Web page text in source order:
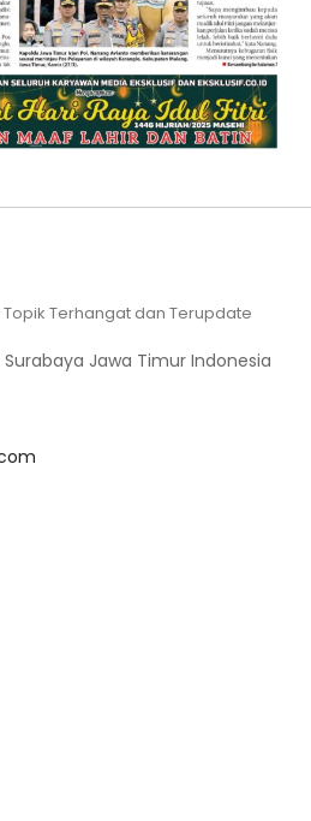
Terhangat dan Terupdate
Surabaya Jawa Timur Indonesia